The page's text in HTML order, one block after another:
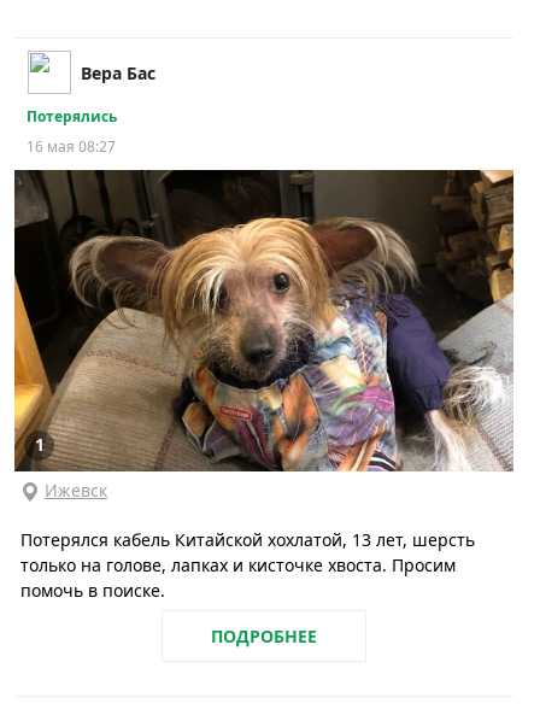
Вера Бас
Потерялись
16 мая 08:27
1
Ижевск
Потерялся кабель Китайской хохлатой, 13 лет, шерсть
только на голове, лапках и кисточке хвоста. Просим
помочь в поиске.
ПОДРОБНЕЕ